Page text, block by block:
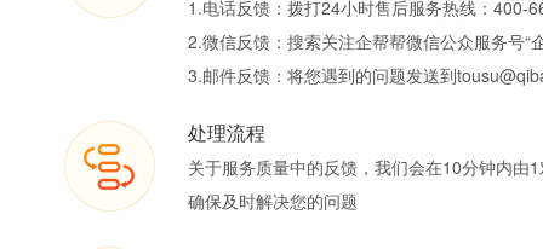
1.电话反馈：拨打24小时售后服务热线：400-
2.微信反馈：搜索关注企帮帮微信公众服务号“
3.邮件反馈：将您遇到的问题发送到
处理流程
关于服务质量中的反馈，我们会在10分钟内由
确保及时解决您的问题